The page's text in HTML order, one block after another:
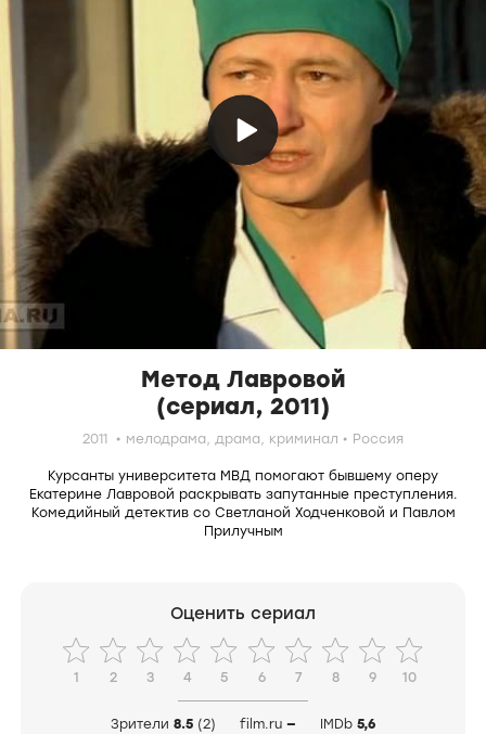
Метод Лавровой
(сериал, 2011)
2011 мелодрама, драма, криминал Россия
Курсанты университета МВД помогают бывшему оперу
Екатерине Лавровой раскрывать запутанные преступления.
Комедийный детектив со Светланой Ходченковой и Павлом
Прилучным
Оценить сериал
1 2 3 4 5 6 7 8 9 10
Зрители 8.5 (2) film.ru — IMDb 5,6